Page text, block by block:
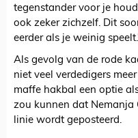
tegenstander voor je
ook zeker zichzelf. Dit
eerder als je weinig
Als gevolg van de rode
niet veel verdedigers
maffe hakbal een optie
zou kunnen dat Nemanja
linie wordt geposteerd.